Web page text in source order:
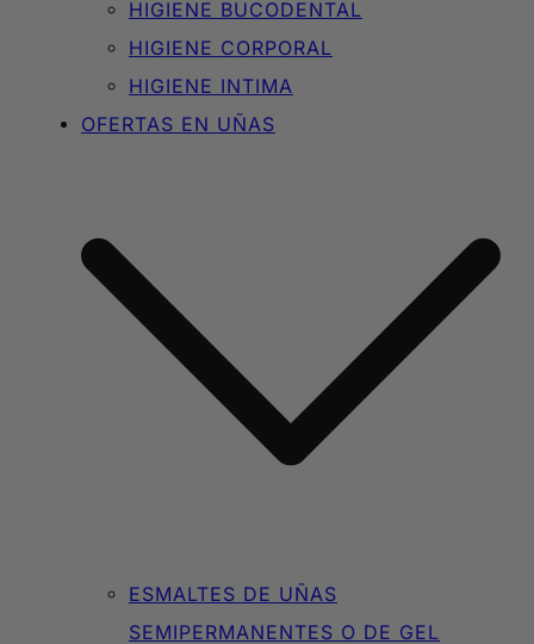
HIGIENE BUCODENTAL
HIGIENE CORPORAL
HIGIENE INTIMA
OFERTAS EN UÑAS
ESMALTES DE UÑAS
SEMIPERMANENTES O DE GEL